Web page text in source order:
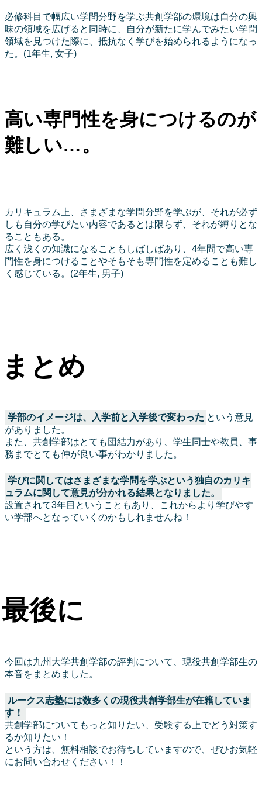
必修科目で幅広い学問分野を学ぶ共創学部の環境は自分の興
味の領域を広げると同時に、自分が新たに学んでみたい学問
領域を見つけた際に、抵抗なく学びを始められるようになっ
た。(1年生, 女子)
高い専門性を身につけるのが
難しい…。
カリキュラム上、さまざまな学問分野を学ぶが、それが必ず
しも自分の学びたい内容であるとは限らず、それが縛りとな
ることもある。
広く浅くの知識になることもしばしばあり、4年間で高い専
門性を身につけることやそもそも専門性を定めることも難し
く感じている。(2年生, 男子)
まとめ
学部のイメージは、入学前と入学後で変わった という意見
がありました。
また、共創学部はとても団結力があり、学生同士や教員、事
務までとても仲が良い事がわかりました。
学びに関してはさまざまな学問を学ぶという独自のカリキ
ュラムに関して意見が分かれる結果となりました。
設置されて3年目ということもあり、これからより学びやす
い学部へとなっていくのかもしれませんね！
最後に
今回は九州大学共創学部の評判について、現役共創学部生の
本音をまとめました。
ルークス志塾には数多くの現役共創学部生が在籍していま
す！
共創学部についてもっと知りたい、受験する上でどう対策す
るか知りたい！
という方は、無料相談でお待ちしていますので、ぜひお気軽
にお問い合わせください！！